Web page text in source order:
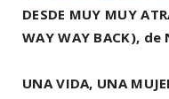
DESDE MUY MUY
WAY WAY BACK),
UNA VIDA, UNA